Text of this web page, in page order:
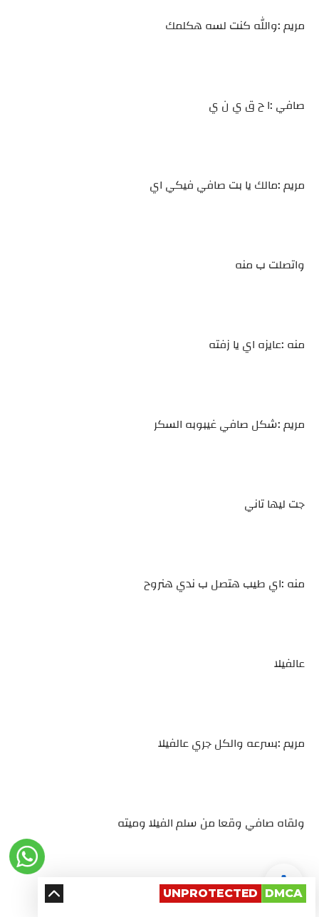
مريم :والله كنت لسه هكلمك
صافي :ا ح ق ي ن ي
مريم :مالك يا بت صافي فيكي اي
واتصلت ب منه
منه :عايزه اي يا زفته
مريم :شكل صافي غيبوبه السكر
جت ليها تاني
منه :اي طيب هتصل ب ندي هنروح
عالفيلا
مريم :بسرعه والكل جري عالفيلا
ولقاه صافي وقعا من سلم الفيلا وميته
يتبع
DMCA
UNPROTECTED